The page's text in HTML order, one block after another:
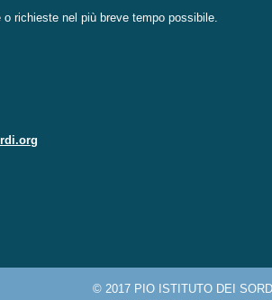
o richieste nel più breve tempo possibile.
© 2017 PIO ISTITUTO DEI